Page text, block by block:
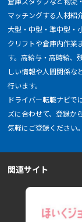
マッチングする人材紹
大型・中型・準中型・
クリフトや倉庫内作業
す。高給与・高時給、
しい情報や人間関係な
行います。
ドライバー転職ナビで
ズに合わせて、登録か
気軽にご登録ください。
関連サイト